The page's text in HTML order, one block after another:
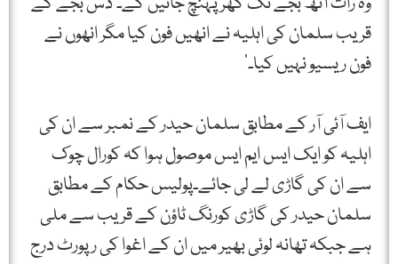
قریب سلمان کی اہلیہ نے انھیں فون کیا مگر انھوں نے
فون ریسیو نہیں کیا۔’
ایف آئی آر کے مطابق سلمان حیدر کے نمبر سے ان کی
اہلیہ کو ایک ایس ایم ایس موصول ہوا کہ کورال چوک
سے ان کی گاڑی لے لی جائے۔پولیس حکام کے مطابق
سلمان حیدر کی گاڑی کورنگ ٹاؤن کے قریب سے ملی
ہے جبکہ تھانہ لوئی بھیر میں ان کے اغوا کی رپورٹ درج